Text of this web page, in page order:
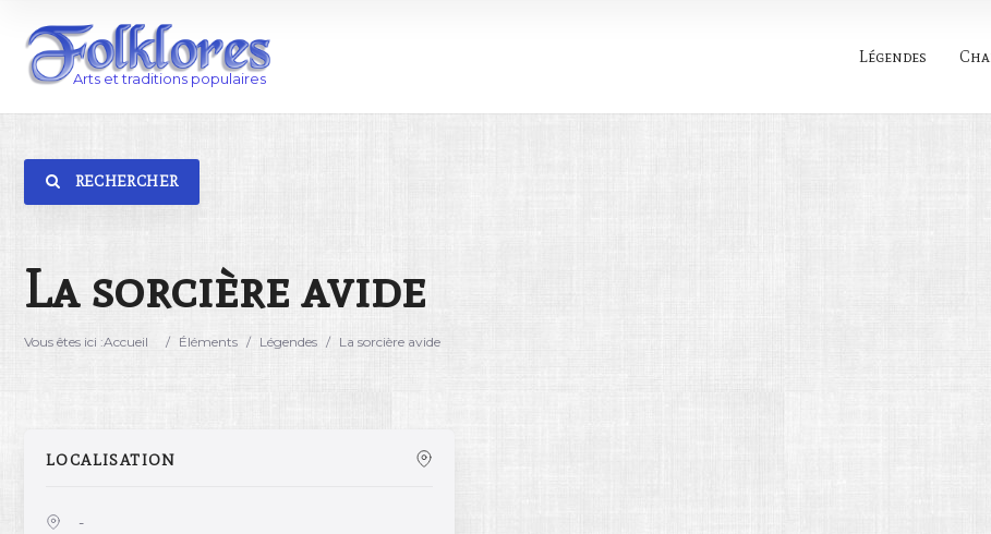
Légendes
RECHERCHER
La sorcière avide
Vous êtes ici :Accueil / Éléments / Légendes / La sorcière avide
LOCALISATION
-